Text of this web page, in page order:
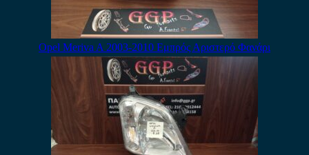
Opel Meriva A 2003-2010 Εμπρός Αριστερό Φανάρι